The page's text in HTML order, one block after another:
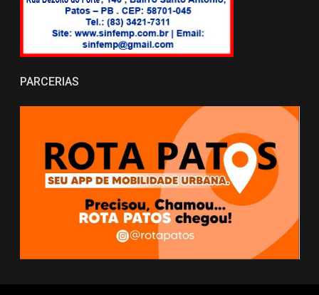
PARCERIAS